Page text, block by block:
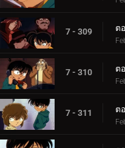
7 - 309
7 - 310
7 - 311